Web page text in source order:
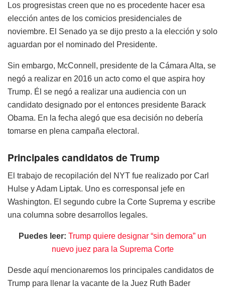
Los progresistas creen que no es procedente hacer esa
elección antes de los comicios presidenciales de
noviembre. El Senado ya se dijo presto a la elección y solo
aguardan por el nominado del Presidente.
Sin embargo, McConnell, presidente de la Cámara Alta, se
negó a realizar en 2016 un acto como el que aspira hoy
Trump. Él se negó a realizar una audiencia con un
candidato designado por el entonces presidente Barack
Obama. En la fecha alegó que esa decisión no debería
tomarse en plena campaña electoral.
Principales candidatos de Trump
El trabajo de recopilación del NYT fue realizado por Carl
Hulse y Adam Liptak. Uno es corresponsal jefe en
Washington. El segundo cubre la Corte Suprema y escribe
una columna sobre desarrollos legales.
Puedes leer: Trump quiere designar “sin demora” un
nuevo juez para la Suprema Corte
Desde aquí mencionaremos los principales candidatos de
Trump para llenar la vacante de la Juez Ruth Bader